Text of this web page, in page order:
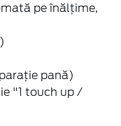
pe înălțime,
pană)
"1 touch up /